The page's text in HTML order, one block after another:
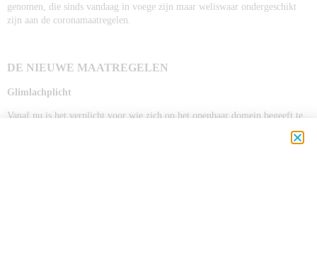
genomen, die sinds vandaag in voege zijn maar weliswaar ondergeschikt
zijn aan de coronamaatregelen.
DE NIEUWE MAATREGELEN
Glimlachplicht
Vanaf nu is het verplicht voor wie zich op het openbaar domein begeeft te
glimlachen naar iedereen waarmee men oogcontact maakt. Een glimlach
kan je aan de ogen zien, een mondmasker aan hebben is dus geen excuus